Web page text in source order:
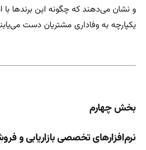
و نشان می‌دهند که چگونه این برندها با
یکپارچه به وفاداری مشتریان دست
بخش چهارم
نرم‌افزارهای تخصصی بازاریابی و